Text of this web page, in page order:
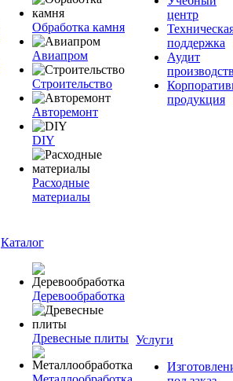
Обработка камня
Авиапром
Строительство
Авторемонт
DIY
Расходные
материалы
центр
поддержка
Аудит
продукция
Каталог
Деревообработка
Древесные плиты Услуги